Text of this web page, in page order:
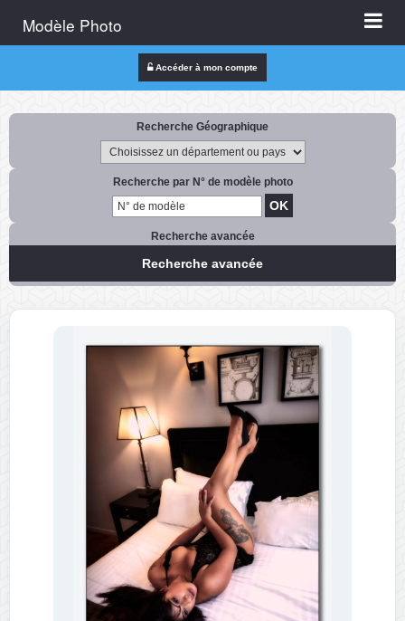
Modèle Photo
Accéder à mon compte
Recherche Géographique
Recherche par N° de modèle photo
Recherche avancée
Recherche avancée